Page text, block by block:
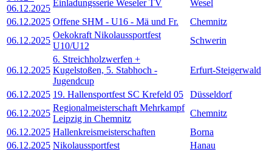
06.12.2025
Einladungsserie Weseler TV
Wesel
06.12.2025 Offene SHM - U16 - Mä und Fr.
Chemnitz
06.12.2025
Oekokraft Nikolaussportfest
U10/U12
Schwerin
06.12.2025
6. Streichholzwerfen +
Kugelstoßen, 5. Stabhoch -
Jugendcup
Erfurt-Steigerwald
06.12.2025 19. Hallensportfest SC Krefeld 05
Düsseldorf
06.12.2025
Regionalmeisterschaft Mehrkampf
Leipzig in Chemnitz
Chemnitz
06.12.2025 Hallenkreismeisterschaften
Borna
06.12.2025 Nikolaussportfest
Hanau